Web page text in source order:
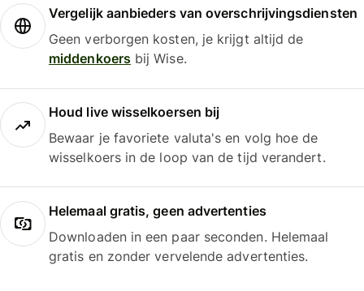
Vergelijk aanbieders van overschrijvingsdiensten
Geen verborgen kosten, je krijgt altijd de
middenkoersbij Wise.
Houd live wisselkoersen bij
Bewaar je favoriete valuta's en volg hoe de
wisselkoers in de loop van de tijd verandert.
Helemaal gratis, geen advertenties
Downloaden in een paar seconden. Helemaal
gratis en zonder vervelende advertenties.